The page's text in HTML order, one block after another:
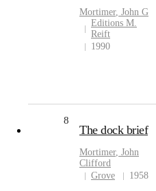
Mortimer, John G
Editions M.
Reift
1990
8
The dock brief
Mortimer, John
Clifford
Grove
1958